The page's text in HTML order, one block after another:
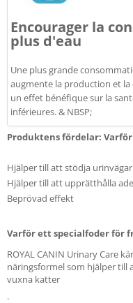
Encourager la
plus d'eau
Une plus grande
augmente la production et la
un effet bénéfique sur la
inférieures. & NBSP;
Produktens fördelar: Varför
Hjälper till att stödja
Hjälper till att upprätthålla
Beprövad effekt
Varför ett specialfoder för
ROYAL CANIN Urinary Care
näringsformel som hjälper till
vuxna katter
.